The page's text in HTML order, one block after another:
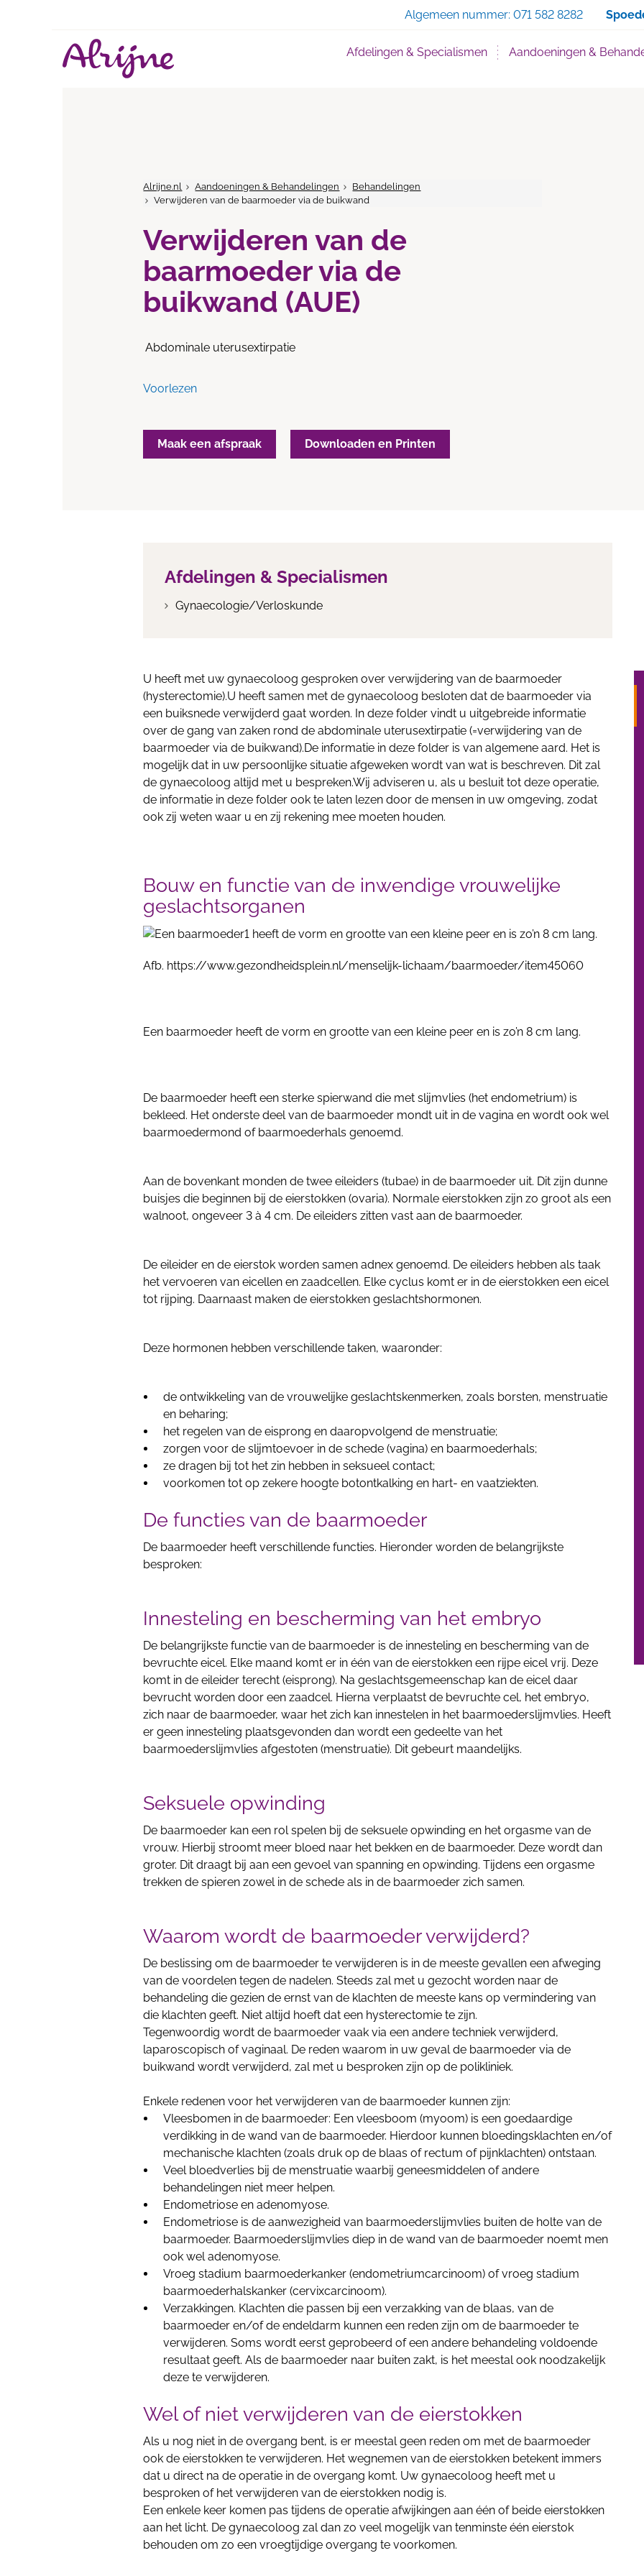
Algemeen nummer: 071 582 8282
Afdelingen & Specialismen Aandoeningen &
Alrijne.nl Aandoeningen & Behandelingen
Behandelingen
Verwijderen van de baarmoeder via de buikwand
Verwijderen van de
baarmoeder via de
buikwand (AUE)
Abdominale uterusextirpatie
Voorlezen
Maak een afspraak Downloaden en Printen
Afdelingen & Specialismen
Gynaecologie/Verloskunde
U heeft met uw gynaecoloog gesproken over verwijdering van de baarmoeder
(hysterectomie).U heeft samen met de gynaecoloog besloten dat de baarmoeder via
een buiksnede verwijderd gaat worden. In deze folder vindt u uitgebreide informatie
over de gang van zaken rond de abdominale uterusextirpatie (=verwijdering van de
baarmoeder via de buikwand).De informatie in deze folder is van algemene aard. Het is
mogelijk dat in uw persoonlijke situatie afgeweken wordt van wat is beschreven. Dit zal
de gynaecoloog altijd met u bespreken.Wij adviseren u, als u besluit tot deze operatie,
de informatie in deze folder ook te laten lezen door de mensen in uw omgeving, zodat
ook zij weten waar u en zij rekening mee moeten houden.
Bouw en functie van de inwendige vrouwelijke
geslachtsorganen
Afb. https://www.gezondheidsplein.nl/menselijk-lichaam/baarmoeder/item45060
Een baarmoeder heeft de vorm en grootte van een kleine peer en is zo’n 8 cm lang.
De baarmoeder heeft een sterke spierwand die met slijmvlies (het endometrium) is
bekleed. Het onderste deel van de baarmoeder mondt uit in de vagina en wordt ook wel
baarmoedermond of baarmoederhals genoemd.
Aan de bovenkant monden de twee eileiders (tubae) in de baarmoeder uit. Dit zijn dunne
buisjes die beginnen bij de eierstokken (ovaria). Normale eierstokken zijn zo groot als een
walnoot, ongeveer 3 à 4 cm. De eileiders zitten vast aan de baarmoeder.
De eileider en de eierstok worden samen adnex genoemd. De eileiders hebben als taak
het vervoeren van eicellen en zaadcellen. Elke cyclus komt er in de eierstokken een eicel
tot rijping. Daarnaast maken de eierstokken geslachtshormonen.
Deze hormonen hebben verschillende taken, waaronder:
de ontwikkeling van de vrouwelijke geslachtskenmerken, zoals borsten, menstruatie
en beharing;
het regelen van de eisprong en daaropvolgend de menstruatie;
zorgen voor de slijmtoevoer in de schede (vagina) en baarmoederhals;
ze dragen bij tot het zin hebben in seksueel contact;
voorkomen tot op zekere hoogte botontkalking en hart- en vaatziekten.
De functies van de baarmoeder
De baarmoeder heeft verschillende functies. Hieronder worden de belangrijkste
besproken:
Innesteling en bescherming van het embryo
De belangrijkste functie van de baarmoeder is de innesteling en bescherming van de
bevruchte eicel. Elke maand komt er in één van de eierstokken een rijpe eicel vrij. Deze
komt in de eileider terecht (eisprong). Na geslachtsgemeenschap kan de eicel daar
bevrucht worden door een zaadcel. Hierna verplaatst de bevruchte cel, het embryo,
zich naar de baarmoeder, waar het zich kan innestelen in het baarmoederslijmvlies. Heeft
er geen innesteling plaatsgevonden dan wordt een gedeelte van het
baarmoederslijmvlies afgestoten (menstruatie). Dit gebeurt maandelijks.
Seksuele opwinding
De baarmoeder kan een rol spelen bij de seksuele opwinding en het orgasme van de
vrouw. Hierbij stroomt meer bloed naar het bekken en de baarmoeder. Deze wordt dan
groter. Dit draagt bij aan een gevoel van spanning en opwinding. Tijdens een orgasme
trekken de spieren zowel in de schede als in de baarmoeder zich samen.
Waarom wordt de baarmoeder verwijderd?
De beslissing om de baarmoeder te verwijderen is in de meeste gevallen een afweging
van de voordelen tegen de nadelen. Steeds zal met u gezocht worden naar de
behandeling die gezien de ernst van de klachten de meeste kans op vermindering van
die klachten geeft. Niet altijd hoeft dat een hysterectomie te zijn.
Tegenwoordig wordt de baarmoeder vaak via een andere techniek verwijderd,
laparoscopisch of vaginaal. De reden waarom in uw geval de baarmoeder via de
buikwand wordt verwijderd, zal met u besproken zijn op de polikliniek.
Enkele redenen voor het verwijderen van de baarmoeder kunnen zijn:
Vleesbomen in de baarmoeder: Een vleesboom (myoom) is een goedaardige
verdikking in de wand van de baarmoeder. Hierdoor kunnen bloedingsklachten en/of
mechanische klachten (zoals druk op de blaas of rectum of pijnklachten) ontstaan.
Veel bloedverlies bij de menstruatie waarbij geneesmiddelen of andere
behandelingen niet meer helpen.
Endometriose en adenomyose.
Endometriose is de aanwezigheid van baarmoederslijmvlies buiten de holte van de
baarmoeder. Baarmoederslijmvlies diep in de wand van de baarmoeder noemt men
ook wel adenomyose.
Vroeg stadium baarmoederkanker (endometriumcarcinoom) of vroeg stadium
baarmoederhalskanker (cervixcarcinoom).
Verzakkingen. Klachten die passen bij een verzakking van de blaas, van de
baarmoeder en/of de endeldarm kunnen een reden zijn om de baarmoeder te
verwijderen. Soms wordt eerst geprobeerd of een andere behandeling voldoende
resultaat geeft. Als de baarmoeder naar buiten zakt, is het meestal ook noodzakelijk
deze te verwijderen.
Wel of niet verwijderen van de eierstokken
Als u nog niet in de overgang bent, is er meestal geen reden om met de baarmoeder
ook de eierstokken te verwijderen. Het wegnemen van de eierstokken betekent immers
dat u direct na de operatie in de overgang komt. Uw gynaecoloog heeft met u
besproken of het verwijderen van de eierstokken nodig is.
Een enkele keer komen pas tijdens de operatie afwijkingen aan één of beide eierstokken
aan het licht. De gynaecoloog zal dan zo veel mogelijk van tenminste één eierstok
behouden om zo een vroegtijdige overgang te voorkomen.